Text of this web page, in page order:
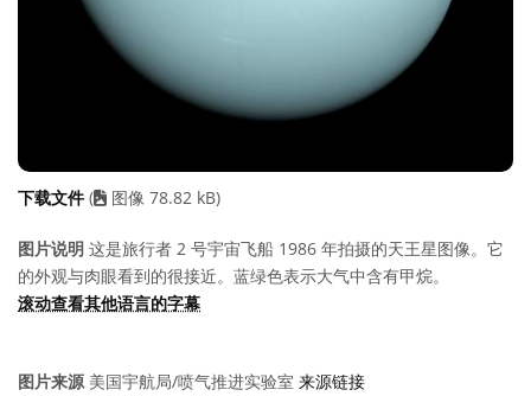
下载文件 ( 图像 78.82 kB)
图片说明 这是旅行者 2 号宇宙飞船 1986 年拍摄的天王星图像。它
的外观与肉眼看到的很接近。蓝绿色表示大气中含有甲烷。
滚动查看其他语言的字幕
图片来源美国宇航局/喷气推进实验室 来源链接